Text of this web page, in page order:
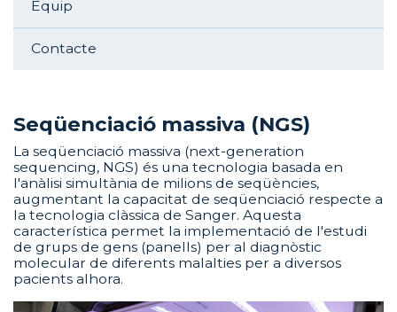
Equip
Contacte
Seqüenciació massiva (NGS)
La seqüenciació massiva (next-generation
sequencing, NGS) és una tecnologia basada en
l'anàlisi simultània de milions de seqüències,
augmentant la capacitat de seqüenciació respecte a
la tecnologia clàssica de Sanger. Aquesta
característica permet la implementació de l'estudi
de grups de gens (panells) per al diagnòstic
molecular de diferents malalties per a diversos
pacients alhora.